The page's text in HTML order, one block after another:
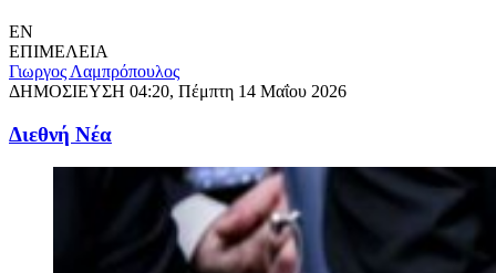
EN
ΕΠΙΜΕΛΕΙΑ
Γιωργος Λαμπρόπουλος
ΔΗΜΟΣΙΕΥΣΗ 04:20, Πέμπτη 14 Μαΐου 2026
Διεθνή Νέα